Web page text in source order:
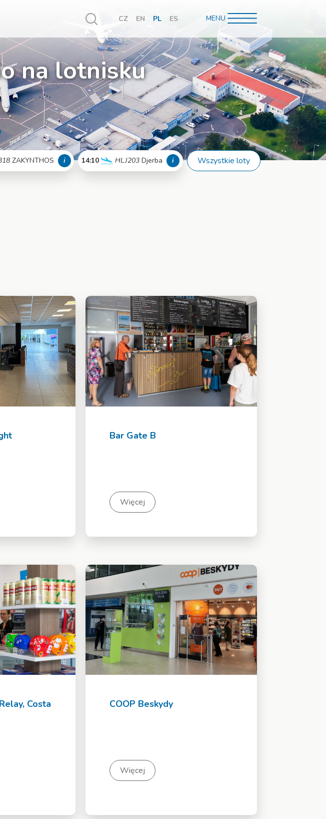
Vyhledávání
CZ EN PL ES MENU
na lotnisku
ZAKYNTHOS
Więcej
i 14:10 HLJ203 Djerba
Więcej
i Wszystkie loty
Bar Gate B
Więcej
Costa
COOP Beskydy
Więcej